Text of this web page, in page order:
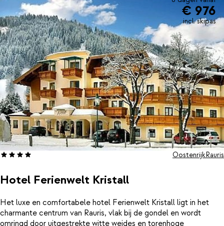
€ 976
incl. skipas
Hotel Ferienwelt Kristall
OostenrijkRauris
Het luxe en comfortabele hotel Ferienwelt Kristall ligt in het
charmante centrum van Rauris, vlak bij de gondel en wordt
omringd door uitgestrekte witte weides en torenhoge